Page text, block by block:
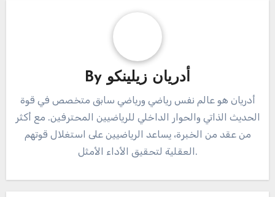
By أدريان زيلينكو
أدريان هو عالم نفس رياضي ورياضي سابق متخصص في قوة
الحديث الذاتي والحوار الداخلي للرياضيين المحترفين. مع أكثر
من عقد من الخبرة، يساعد الرياضيين على استغلال قوتهم
العقلية لتحقيق الأداء الأمثل.